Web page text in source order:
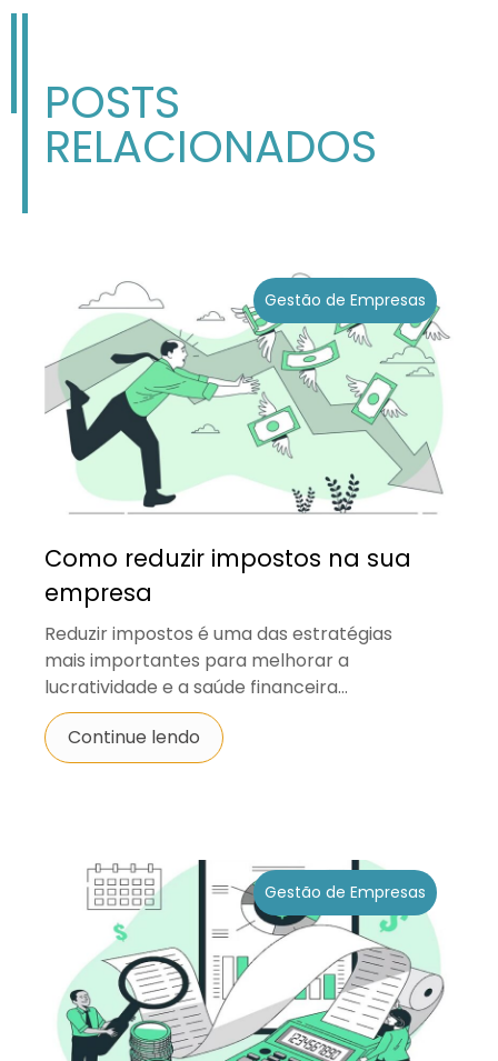
POSTS
RELACIONADOS
Gestão de Empresas
Como reduzir impostos na sua
empresa
Reduzir impostos é uma das estratégias
mais importantes para melhorar a
lucratividade e a saúde financeira...
Continue lendo
Gestão de Empresas